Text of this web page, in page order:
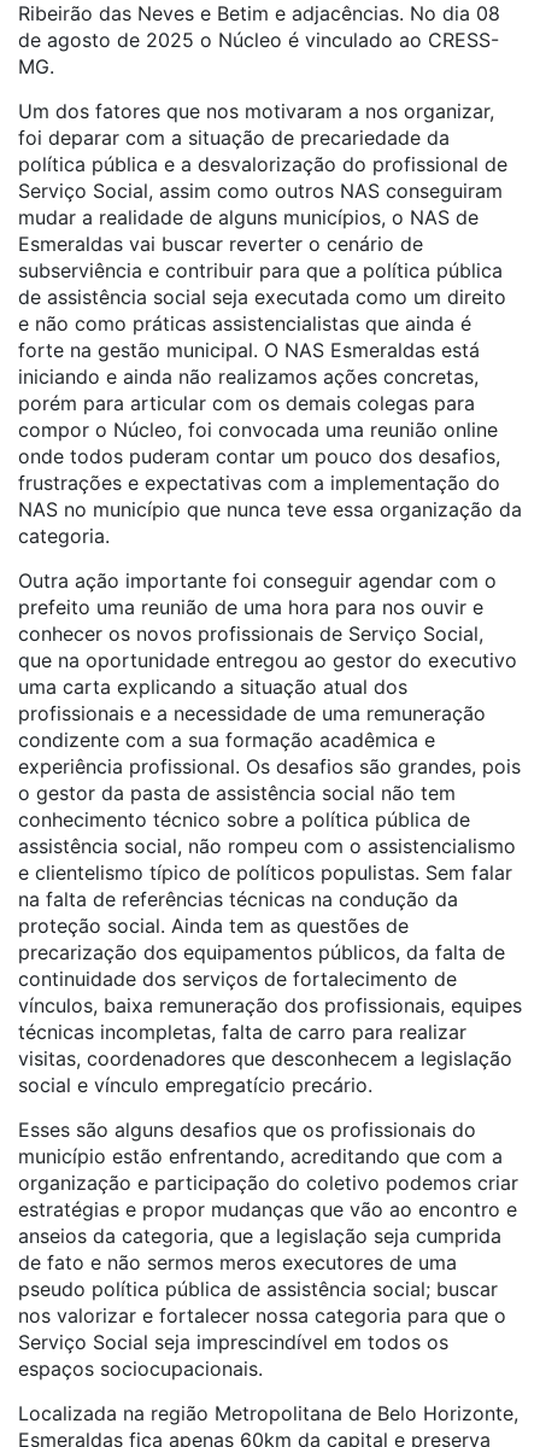
Ribeirão das Neves e Betim e adjacências. No dia 08
de agosto de 2025 o Núcleo é vinculado ao CRESS-
MG.
Um dos fatores que nos motivaram a nos organizar,
foi deparar com a situação de precariedade da
política pública e a desvalorização do profissional de
Serviço Social, assim como outros NAS conseguiram
mudar a realidade de alguns municípios, o NAS de
Esmeraldas vai buscar reverter o cenário de
subserviência e contribuir para que a política pública
de assistência social seja executada como um direito
e não como práticas assistencialistas que ainda é
forte na gestão municipal. O NAS Esmeraldas está
iniciando e ainda não realizamos ações concretas,
porém para articular com os demais colegas para
compor o Núcleo, foi convocada uma reunião online
onde todos puderam contar um pouco dos desafios,
frustrações e expectativas com a implementação do
NAS no município que nunca teve essa organização da
categoria.
Outra ação importante foi conseguir agendar com o
prefeito uma reunião de uma hora para nos ouvir e
conhecer os novos profissionais de Serviço Social,
que na oportunidade entregou ao gestor do executivo
uma carta explicando a situação atual dos
profissionais e a necessidade de uma remuneração
condizente com a sua formação acadêmica e
experiência profissional. Os desafios são grandes, pois
o gestor da pasta de assistência social não tem
conhecimento técnico sobre a política pública de
assistência social, não rompeu com o assistencialismo
e clientelismo típico de políticos populistas. Sem falar
na falta de referências técnicas na condução da
proteção social. Ainda tem as questões de
precarização dos equipamentos públicos, da falta de
continuidade dos serviços de fortalecimento de
vínculos, baixa remuneração dos profissionais, equipes
técnicas incompletas, falta de carro para realizar
visitas, coordenadores que desconhecem a legislação
social e vínculo empregatício precário.
Esses são alguns desafios que os profissionais do
município estão enfrentando, acreditando que com a
organização e participação do coletivo podemos criar
estratégias e propor mudanças que vão ao encontro e
anseios da categoria, que a legislação seja cumprida
de fato e não sermos meros executores de uma
pseudo política pública de assistência social; buscar
nos valorizar e fortalecer nossa categoria para que o
Serviço Social seja imprescindível em todos os
espaços sociocupacionais.
Localizada na região Metropolitana de Belo Horizonte,
Esmeraldas fica apenas 60km da capital e preserva